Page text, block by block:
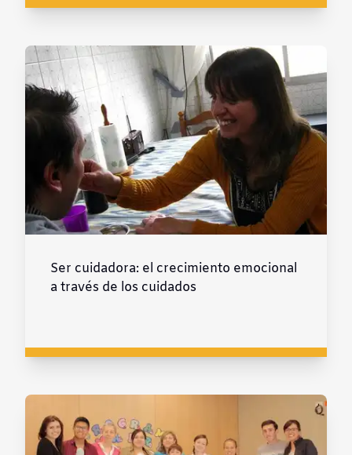
Ser cuidadora: el crecimiento emocional
a través de los cuidados